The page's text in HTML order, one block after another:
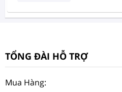
TỔNG ĐÀI HỖ TRỢ
Mua Hàng: